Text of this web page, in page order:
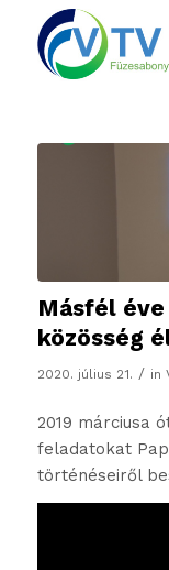
Másfél
közösség
2020. július 21. / in
2019 márciusa
feladatokat
történéseiről